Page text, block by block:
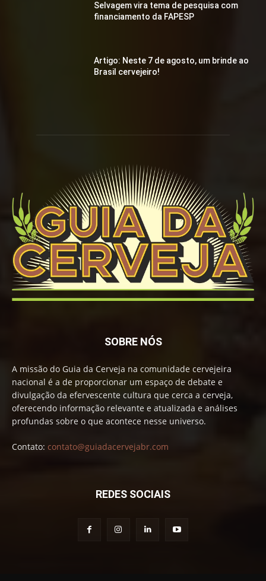
Selvagem vira tema de pesquisa com
financiamento da FAPESP
Artigo: Neste 7 de agosto, um brinde ao
Brasil cervejeiro!
SOBRE NÓS
A missão do Guia da Cerveja na comunidade cervejeira
nacional é a de proporcionar um espaço de debate e
divulgação da efervescente cultura que cerca a cerveja,
oferecendo informação relevante e atualizada e análises
profundas sobre o que acontece nesse universo.
Contato: contato@guiadacervejabr.com
REDES SOCIAIS